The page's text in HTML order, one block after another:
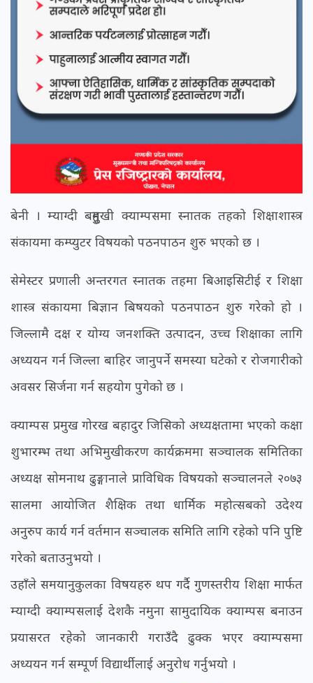
बेनी । म्याग्दी बहुमुखी क्याम्पसमा स्नातक तहको शिक्षाशास्त्र
संकायमा कम्प्युटर विषयको पठनपाठन शुरु भएको छ ।
सेमेस्टर प्रणाली अन्तरगत स्नातक तहमा बिआइसिटीई र शिक्षा
शास्त्र संकायमा बिज्ञान बिषयको पठनपाठन शुरु गरेको हो ।
जिल्लामै दक्ष र योग्य जनशक्ति उत्पादन, उच्च शिक्षाका लागि
अध्ययन गर्न जिल्ला बाहिर जानुपर्ने समस्या घटेको र रोजगारीको
अवसर सिर्जना गर्न सहयोग पुगेको छ ।
क्याम्पस प्रमुख गोरख बहादुर जिसिको अध्यक्षतामा भएको कक्षा
शुभारम्भ तथा अभिमुखीकरण कार्यक्रममा सञ्चालक समितिका
अध्यक्ष सोमनाथ ढुङ्गानाले प्राविधिक विषयको सञ्चालनले २०७३
सालमा आयोजित शैक्षिक तथा धार्मिक महोत्सबको उदेश्य
अनुरुप कार्य गर्न वर्तमान सञ्चालक समिति लागि रहेको पनि पुष्टि
गरेको बताउनुभयो ।
उहाँले समयानुकुलका विषयहरु थप गर्दै गुणस्तरीय शिक्षा मार्फत
म्याग्दी क्याम्पसलाई देशकै नमुना सामुदायिक क्याम्पस बनाउन
प्रयासरत रहेको जानकारी गराउँदै ढुक्क भएर क्याम्पसमा
अध्ययन गर्न सम्पूर्ण विद्यार्थीलाई अनुरोध गर्नुभयो ।